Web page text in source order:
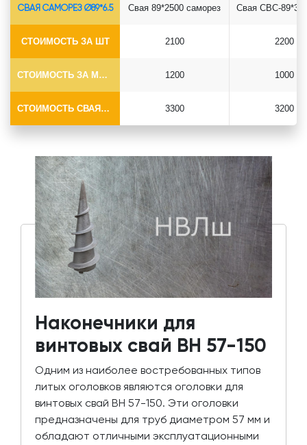
СВАЯ САМОРЕЗ Ø89*6.5
СТОИМОСТЬ ЗА ШТ
СТОИМОСТЬ ЗА МОНТАЖ
СТОИМОСТЬ СВАЯ+МОНТАЖ (БЕЗ ОГОЛОВКА)
Свая 89*2500 саморез
2100
1200
3300
2200
1000
3200
Наконечники для
винтовых свай ВН 57-150
Одним из наиболее востребованных типов
литых оголовков являются оголовки для
винтовых свай ВН 57-150. Эти оголовки
предназначены для труб диаметром 57 мм и
обладают отличными эксплуатационными